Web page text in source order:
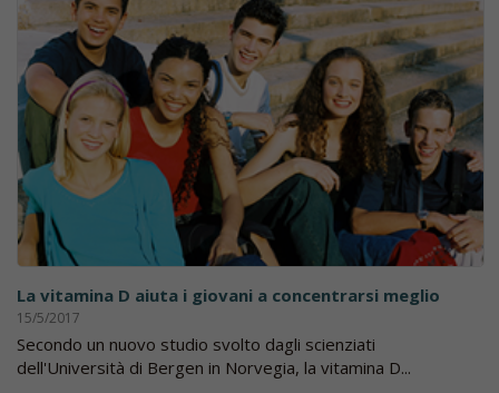
La vitamina D aiuta i giovani a concentrarsi meglio
15/5/2017
Secondo un nuovo studio svolto dagli scienziati
dell'Università di Bergen in Norvegia, la vitamina D...